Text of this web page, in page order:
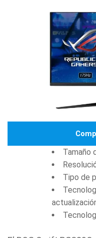
Tamaño
Tipo de